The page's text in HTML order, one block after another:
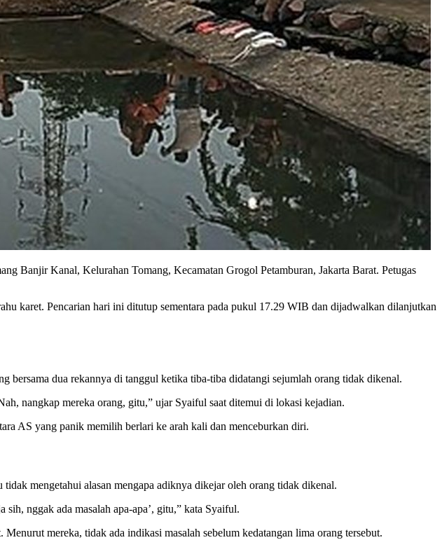
Banjir Kanal, Kelurahan Tomang, Kecamatan Grogol Petamburan, Jakarta Barat. Petugas
karet. Pencarian hari ini ditutup sementara pada pukul 17.29 WIB dan dijadwalkan dilanjutkan
dua rekannya di tanggul ketika tiba-tiba didatangi sejumlah orang tidak dikenal.
nangkap mereka orang, gitu,” ujar Syaiful saat ditemui di lokasi kejadian.
AS yang panik memilih berlari ke arah kali dan menceburkan diri.
mengetahui alasan mengapa adiknya dikejar oleh orang tidak dikenal.
sih, nggak ada masalah apa-apa’, gitu,” kata Syaiful.
mereka, tidak ada indikasi masalah sebelum kedatangan lima orang tersebut.